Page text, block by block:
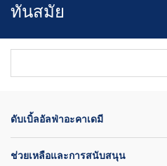
ทันสมัย
ดับเบิ้ลอัลฟ่าอะคาเดมี
ช่วยเหลือและการสนับสนุน